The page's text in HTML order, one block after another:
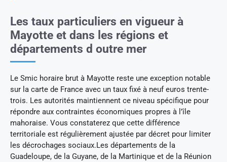
Les taux particuliers en vigueur à
Mayotte et dans les régions et
départements d outre mer
Le Smic horaire brut à Mayotte reste une exception notable
sur la carte de France avec un taux fixé à neuf euros trente-
trois. Les autorités maintiennent ce niveau spécifique pour
répondre aux contraintes économiques propres à l’île
mahoraise. Vous constaterez que cette différence
territoriale est régulièrement ajustée par décret pour limiter
les décrochages sociaux.Les départements de la
Guadeloupe, de la Guyane, de la Martinique et de la Réunion